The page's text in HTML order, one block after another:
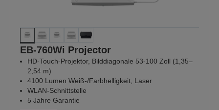
EB-760Wi Projector
HD-Touch-Projektor, Bilddiagonale 53-100 Zoll (1,35–
2,54 m)
4100 Lumen Weiß-/Farbhelligkeit, Laser
WLAN-Schnittstelle
5 Jahre Garantie